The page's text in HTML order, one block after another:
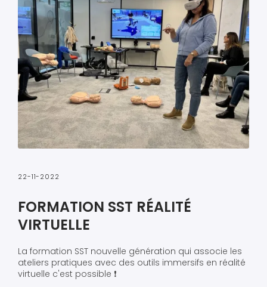
22-11-2022
FORMATION SST RÉALITÉ
VIRTUELLE
La formation SST nouvelle génération qui associe les
ateliers pratiques avec des outils immersifs en réalité
virtuelle c'est possible ❗️